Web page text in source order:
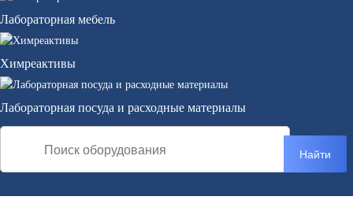
Лабораторная мебель
Химреактивы
Лабораторная посуда и расходные материалы
Найти